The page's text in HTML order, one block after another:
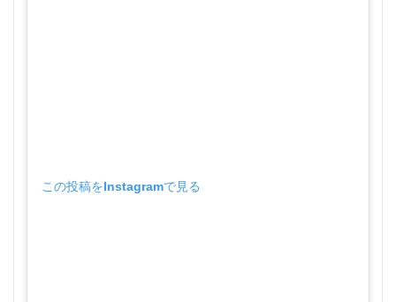
この投稿をInstagramで見る